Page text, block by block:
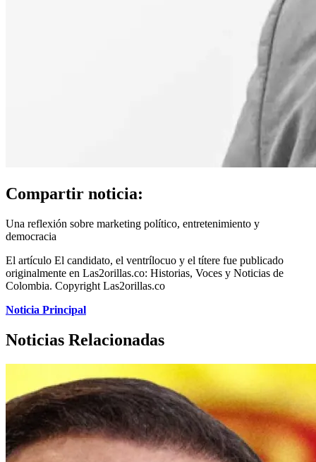
Compartir noticia:
Una reflexión sobre marketing político, entretenimiento y
democracia
El artículo El candidato, el ventrílocuo y el títere fue publicado
originalmente en Las2orillas.co: Historias, Voces y Noticias de
Colombia. Copyright Las2orillas.co
Noticia Principal
Noticias Relacionadas